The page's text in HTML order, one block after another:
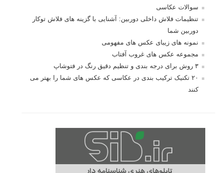
سوالات عکاسی
تنظیمات فلاش داخلی دوربین: آشنایی با گزینه های فلاش توکار
دوربین شما
نمونه های زیبای عکس های مفهومی
مجموعه عکس های غروب آفتاب
۳ روش برای درجه بندی و تنظیم دقیق رنگ در فتوشاپ
۲۰ تکنیک ترکیب بندی در عکاسی که عکس های شما را بهتر می
کنند